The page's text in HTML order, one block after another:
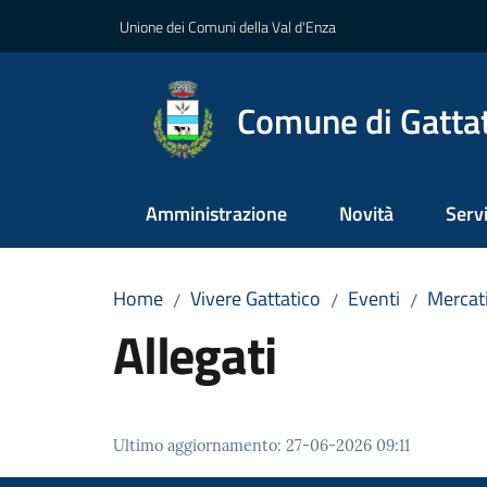
Unione dei Comuni della Val d'Enza
Comune di
Amministrazione Novità
Home / Vivere Gattatico / Eventi /
Allegati
Ultimo aggiornamento: 27-06-2026 09:11